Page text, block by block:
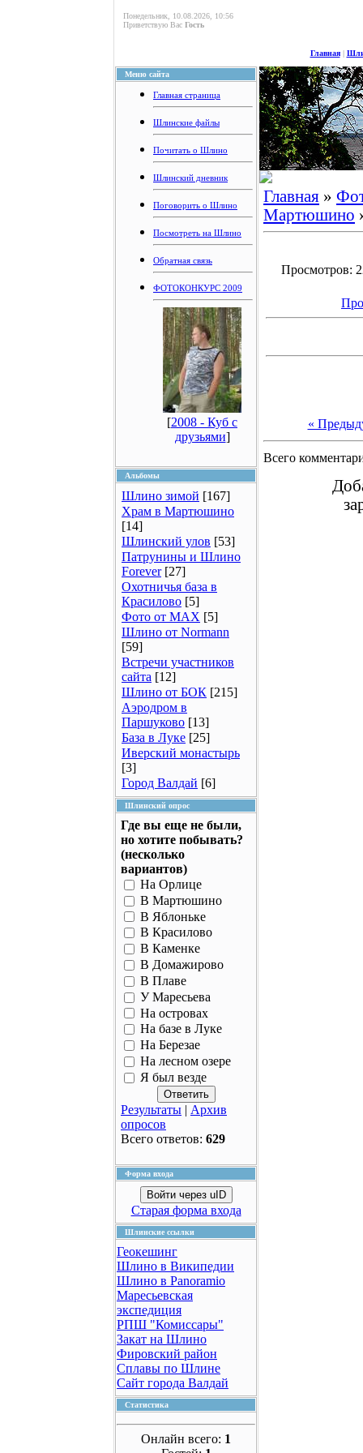
Понедельник, 10.08.2026, 10:56
Приветствую Вас Гость
Главная|
Меню сайта
Главная страница
Шлинские файлы
Почитать о Шлино
Шлинский дневник
Поговорить о Шлино
Посмотреть на Шлино
Обратная связь
ФОТОКОНКУРС 2009
[2008 - Куб с
друзьями]
Альбомы
Шлино зимой [167]
Храм в Мартюшино
[14]
Шлинский улов [53]
Патрунины и Шлино
Forever [27]
Охотничья база в
Красилово [5]
Фото от MAX [5]
Шлино от Normann
[59]
Встречи участников
сайта [12]
Шлино от БОК [215]
Аэродром в
Паршуково [13]
База в Луке [25]
Иверский монастырь
[3]
Город Валдай [6]
Шлинский опрос
Где вы еще не были,
но хотите побывать?
(несколько
вариантов)
На Орлице
В Мартюшино
В Яблоньке
В Красилово
В Каменке
В Домажирово
В Плаве
У Маресьева
На островах
На базе в Луке
На Березае
На лесном озере
Я был везде
Результаты | Архив
опросов
Всего ответов: 629
Форма входа
Войти через uID
Старая форма входа
Шлинские ссылки
Геокешинг
Шлино в Википедии
Шлино в Panoramio
Маресьевская
экспедиция
РПШ "Комиссары"
Закат на Шлино
Фировский район
Сплавы по Шлине
Сайт города Валдай
Статистика
Онлайн всего: 1
Главная »
Мартюшино
Просмотров:
«
Всего